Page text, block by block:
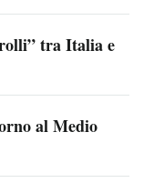
tra Italia e
al Medio